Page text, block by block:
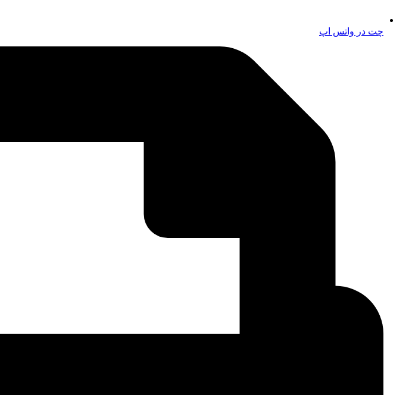
چت در واتس اپ